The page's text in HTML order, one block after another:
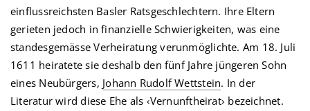
einflussreichsten Basler Ratsgeschlechtern. Ihre Eltern
gerieten jedoch in finanzielle Schwierigkeiten, was eine
standesgemässe Verheiratung verunmöglichte. Am 18. Juli
1611 heiratete sie deshalb den fünf Jahre jüngeren Sohn
eines Neubürgers, Johann Rudolf Wettstein. In der
Literatur wird diese Ehe als ‹Vernunftheirat› bezeichnet.